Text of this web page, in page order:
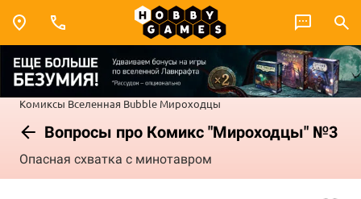
Комиксы Вселенная Bubble Мироходцы
Вопросы про Комикс "Мироходцы" №3
Опасная схватка с минотавром